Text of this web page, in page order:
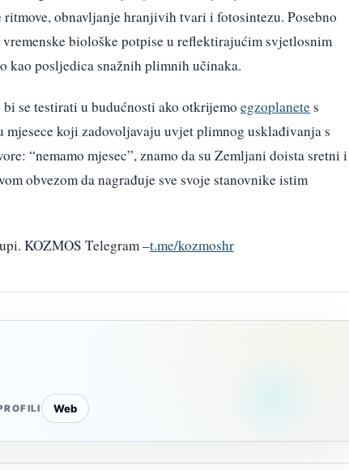
ritmove, obnavljanje hranjivih tvari i fotosintezu. Posebno
biološke potpise u reflektirajućim svjetlosnim
kao posljedica snažnih plimnih učinaka.
se testirati u budućnosti ako otkrijemo egzoplanetes
koji zadovoljavaju uvjet plimnog usklađivanja s
“nemamo mjesec”, znamo da su Zemljani doista sretni i
obvezom da nagrađuje sve svoje stanovnike istim
KOZMOS Telegram –t.me/kozmoshr
Web